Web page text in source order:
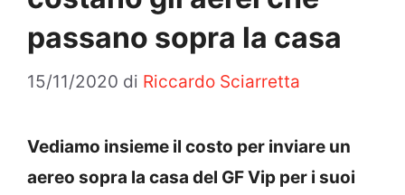
passano sopra la casa
15/11/2020 di Riccardo Sciarretta
Vediamo insieme il costo per inviare un
aereo sopra la casa del GF Vip per i suoi